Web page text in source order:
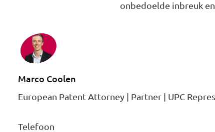
onbedoelde inbreuk
Marco Coolen
European Patent Attorney | Partner | UPC
Telefoon